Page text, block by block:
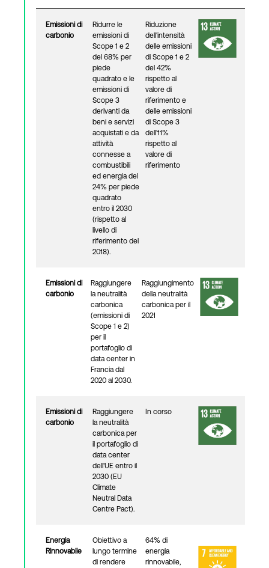
Emissioni di
carbonio
Ridurre le
emissioni di
Scope 1 e 2
del 68% per
piede
quadrato e le
emissioni di
Scope 3
derivanti da
beni e servizi
acquistati e da
attività
connesse a
combustibili
ed energia del
24% per piede
quadrato
entro il 2030
(rispetto al
livello di
riferimento del
2018).
Riduzione
dell'intensità
delle emissioni
di Scope 1 e 2
del 42%
rispetto al
valore di
riferimento e
delle emissioni
di Scope 3
dell'11%
rispetto al
valore di
riferimento
Emissioni di
carbonio
Raggiungere
la neutralità
carbonica
(emissioni di
Scope 1 e 2)
per il
portafoglio di
data center in
Francia dal
2020 al 2030.
Raggiungimento
della neutralità
carbonica per il
2021
Emissioni di
carbonio
Raggiungere
la neutralità
carbonica per
il portafoglio di
data center
dell'UE entro il
2030 (EU
Climate
Neutral Data
Centre Pact).
In corso
Energia
Rinnovabile
Obiettivo a
lungo termine
di rendere
64% di
energia
rinnovabile,